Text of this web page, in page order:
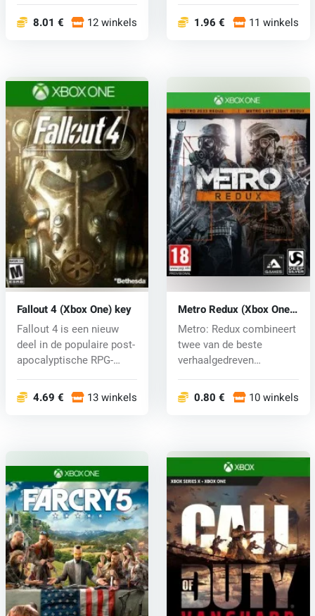
8.01 € 12 winkels 1.96 € 11 winkels
Fallout 4 (Xbox One) key
Fallout 4 is een nieuw
deel in de populaire post-
apocalyptische RPG-
4.69 € 13 winkels
Metro Redux (Xbox One)
key
Metro: Redux combineert
twee van de beste
verhaalgedreven
0.80 € 10 winkels